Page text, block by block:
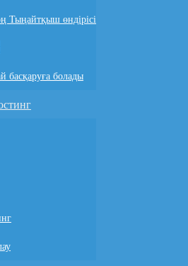
өндірісі
басқаруға болады